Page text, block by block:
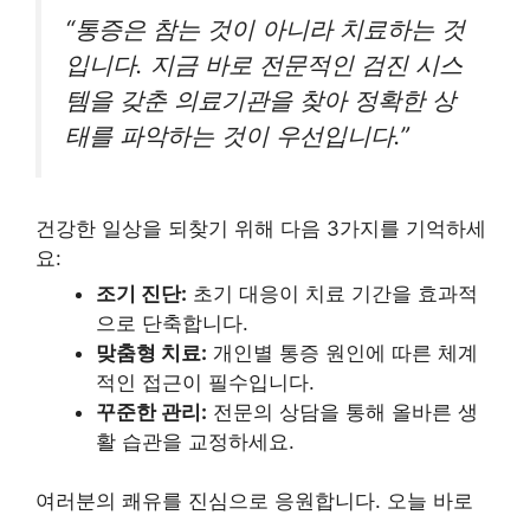
“통증은 참는 것이 아니라 치료하는 것
입니다. 지금 바로 전문적인 검진 시스
템을 갖춘 의료기관을 찾아 정확한 상
태를 파악하는 것이 우선입니다.”
건강한 일상을 되찾기 위해 다음 3가지를 기억하세
요:
조기 진단: 초기 대응이 치료 기간을 효과적
으로 단축합니다.
맞춤형 치료: 개인별 통증 원인에 따른 체계
적인 접근이 필수입니다.
꾸준한 관리: 전문의 상담을 통해 올바른 생
활 습관을 교정하세요.
여러분의 쾌유를 진심으로 응원합니다. 오늘 바로